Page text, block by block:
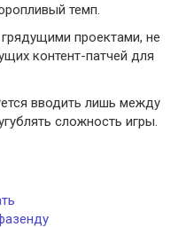
темп.
проектами, не
контент-патчей для
вводить лишь между
сложность игры.